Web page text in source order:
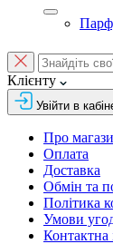
Клієнту
Увійти в
Про
Оплата
Доставка
Обмін та
Політика
Умови
Контактна